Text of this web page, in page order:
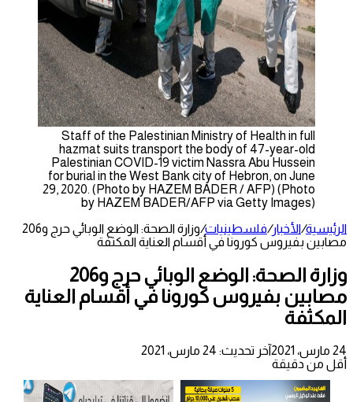
Staff of the Palestinian Ministry of Health in full
hazmat suits transport the body of 47-year-old
Palestinian COVID-19 victim Nassra Abu Hussein
for burial in the West Bank city of Hebron, on June
29, 2020. (Photo by HAZEM BADER / AFP) (Photo
by HAZEM BADER/AFP via Getty Images)
الرئيسية/الأخبار/فلسطينيات/
وزارة الصحة: الوضع الوبائي حرج و206
مصابين بفيروس كورونا في أقسام العناية المكثفة
وزارة الصحة: الوضع الوبائي حرج و206
مصابين بفيروس كورونا في أقسام العناية
المكثفة
24 مارس، 2021
آخر تحديث: 24 مارس، 2021
أقل من دقيقة